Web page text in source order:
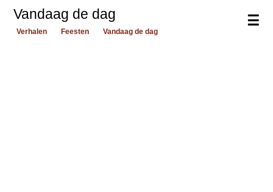
☰
Vandaag de dag
Verhalen Feesten Vandaag de dag